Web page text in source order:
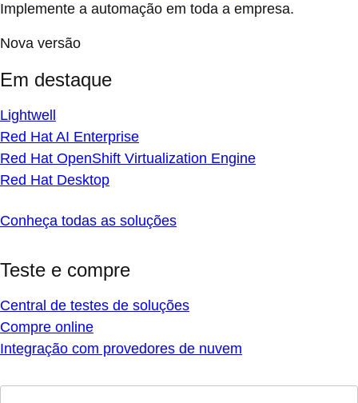
Implemente a automação em toda a empresa.
Nova versão
Em destaque
Lightwell
Red Hat AI Enterprise
Red Hat OpenShift Virtualization Engine
Red Hat Desktop
Conheça todas as soluções
Teste e compre
Central de testes de soluções
Compre online
Integração com provedores de nuvem